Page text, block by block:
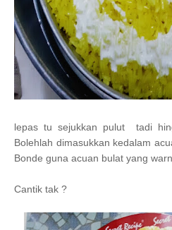
lepas tu sejukkan pulut tadi
Bolehlah dimasukkan kedalam
Bonde guna acuan bulat yang
Cantik tak ?